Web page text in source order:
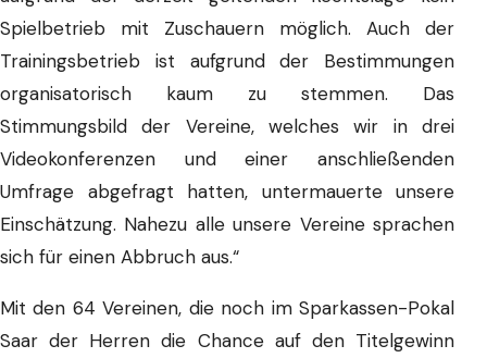
Spielbetrieb mit Zuschauern möglich. Auch der
Trainingsbetrieb ist aufgrund der Bestimmungen
organisatorisch kaum zu stemmen. Das
Stimmungsbild der Vereine, welches wir in drei
Videokonferenzen und einer anschließenden
Umfrage abgefragt hatten, untermauerte unsere
Einschätzung. Nahezu alle unsere Vereine sprachen
sich für einen Abbruch aus.“
Mit den 64 Vereinen, die noch im Sparkassen-Pokal
Saar der Herren die Chance auf den Titelgewinn